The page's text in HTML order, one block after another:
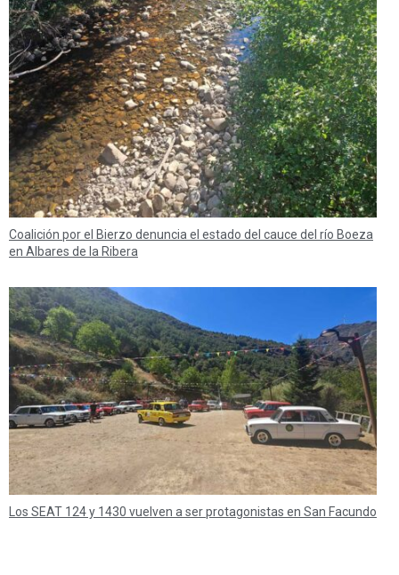
Coalición por el Bierzo denuncia el estado del cauce del río Boeza
en Albares de la Ribera
Los SEAT 124 y 1430 vuelven a ser protagonistas en San Facundo